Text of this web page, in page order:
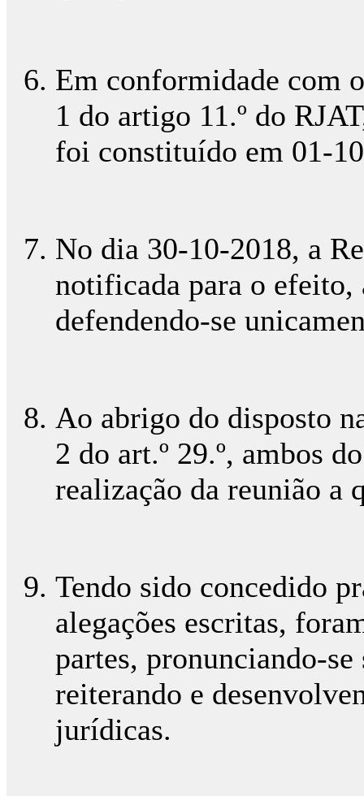
Em conformidade com
1 do artigo 11.º do
foi constituído em 01-
No dia 30-10-2018, a
notificada para o efeito,
defendendo-se
Ao abrigo do disposto
2 do art.º 29.º, ambos
realização da reunião a
Tendo sido concedido
alegações escritas,
partes, pronunciando-
reiterando e
jurídicas.